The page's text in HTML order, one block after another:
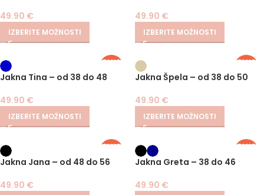
49.90 €
IZBERITE MOŽNOSTI
49.90 €
IZBERITE MOŽNOSTI
PLUS
Jakna Tina – od 38 do 48
49.90 €
IZBERITE MOŽNOSTI
PLUS
Jakna Špela – od 38 do 50
49.90 €
IZBERITE MOŽNOSTI
PLUS
Jakna Jana – od 48 do 56
49.90 €
PLUS
Jakna Greta – 38 do 46
49.90 €